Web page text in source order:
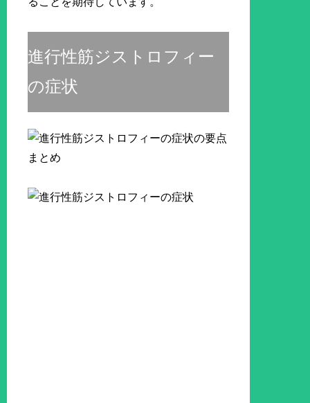
進行性筋ジストロフィー
の症状